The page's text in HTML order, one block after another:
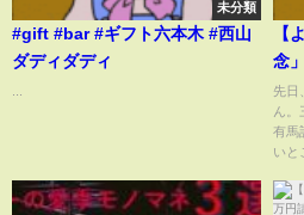
未分類
#gift #bar #ギフト六本木 #西山
ダディダディ
【
念
倒!
先日
ん。
有馬
いと